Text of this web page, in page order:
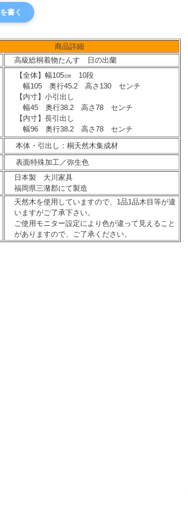
書く
商品詳細
高級総桐着物たんす 日の出蘭
【全体】幅105㎝ 10段
幅105 奥行45.2 高さ130 センチ
【内寸】小引出し
幅45 奥行38.2 高さ78 センチ
【内寸】長引出し
幅96 奥行38.2 高さ78 センチ
本体・引出し：桐天然木集成材
表面特殊加工／弥生色
日本製 大川家具
福岡県三潴郡にて製造
天然木を使用していますので、1品1品木目等が違
いますがご了承下さい。
ご使用モニター設定により色が違って見えること
がありますので、ご了承ください。